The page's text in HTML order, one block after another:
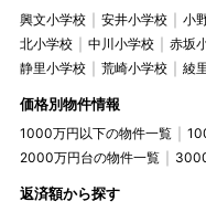
興文小学校 安井小学校 小
北小学校
中川小学校 赤坂
静里小学校
荒崎小学校 綾
価格別物件情報
1000万円以下の物件一覧
2000万円台の物件一覧
返済額から探す